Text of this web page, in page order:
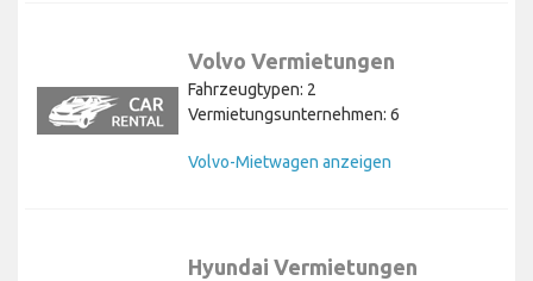
Volvo Vermietungen
Fahrzeugtypen: 2
Vermietungsunternehmen: 6
Volvo-Mietwagen anzeigen
Hyundai Vermietungen